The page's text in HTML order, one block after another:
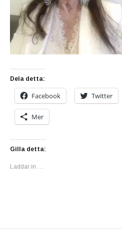
Dela detta:
Facebook Twitter
Mer
Gilla detta:
Laddar in …